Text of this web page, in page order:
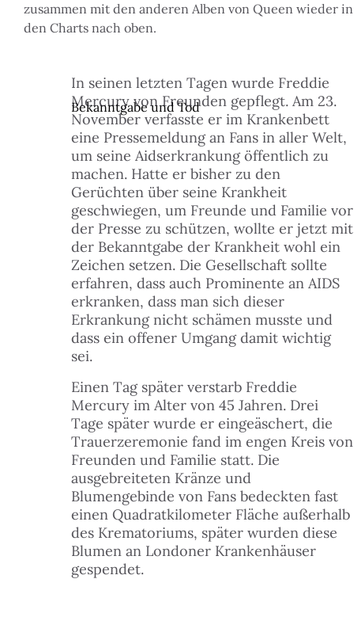
zusammen mit den anderen Alben von Queen wieder in
den Charts nach oben.
Bekanntgabe und Tod
In seinen letzten Tagen wurde Freddie
Mercury von Freunden gepflegt. Am 23.
November verfasste er im Krankenbett
eine Pressemeldung an Fans in aller Welt,
um seine Aidserkrankung öffentlich zu
machen. Hatte er bisher zu den
Gerüchten über seine Krankheit
geschwiegen, um Freunde und Familie vor
der Presse zu schützen, wollte er jetzt mit
der Bekanntgabe der Krankheit wohl ein
Zeichen setzen. Die Gesellschaft sollte
erfahren, dass auch Prominente an AIDS
erkranken, dass man sich dieser
Erkrankung nicht schämen musste und
dass ein offener Umgang damit wichtig
sei.
Einen Tag später verstarb Freddie
Mercury im Alter von 45 Jahren. Drei
Tage später wurde er eingeäschert, die
Trauerzeremonie fand im engen Kreis von
Freunden und Familie statt. Die
ausgebreiteten Kränze und
Blumengebinde von Fans bedeckten fast
einen Quadratkilometer Fläche außerhalb
des Krematoriums, später wurden diese
Blumen an Londoner Krankenhäuser
gespendet.